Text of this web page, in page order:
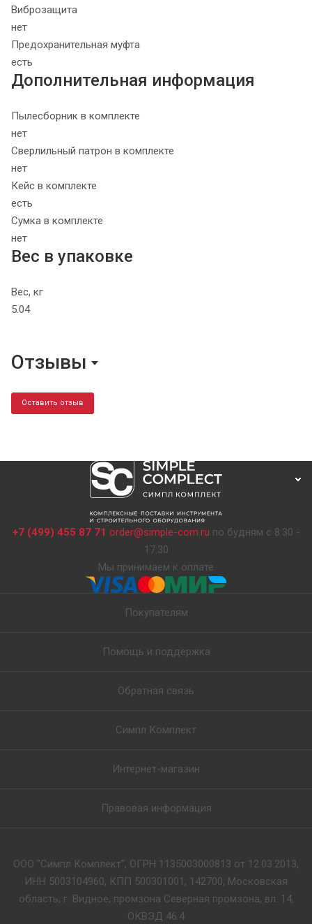
Виброзащита
нет
Предохранительная муфта
есть
Дополнительная информация
Пылесборник в комплекте
нет
Сверлильный патрон в комплекте
нет
Кейс в комплекте
есть
Сумка в комплекте
нет
Вес в упаковке
Вес, кг
5.04
Отзывы
Оставить отзыв
+7 (499) 455 87 71 order@simple-com.ru по будням с 8:30 -
17:30
Мы принимаем к оплате
Покупателям
Помощь и поддержка
Обратная связь
Симпл Комплект
Интернет-магазин
Правовая информация
ООО "Симпл Комплект", ОГРН 1135003000813 от 12.03.2013,
ИНН 5003104960, КПП 500301001, 142700, Московская
область, г. Видное, промзона Северная промзона, вл. 14,
ОКВЭД 46.4